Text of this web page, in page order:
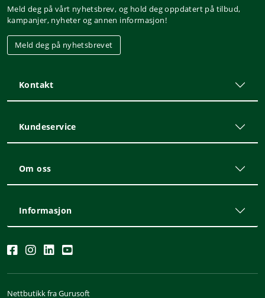
Meld deg på vårt nyhetsbrev, og hold deg oppdatert på tilbud,
kampanjer, nyheter og annen informasjon!
Meld deg på nyhetsbrevet
Kontakt
Kundeservice
Om oss
Informasjon
Nettbutikk fra Gurusoft